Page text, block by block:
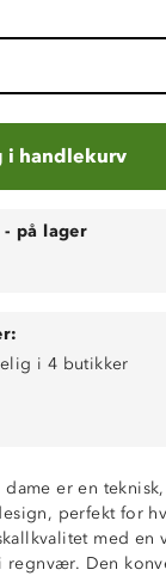
i handlekurv
- på lager
i 4 butikker
er en
perfekt for
med en
Den
vannsøyle)